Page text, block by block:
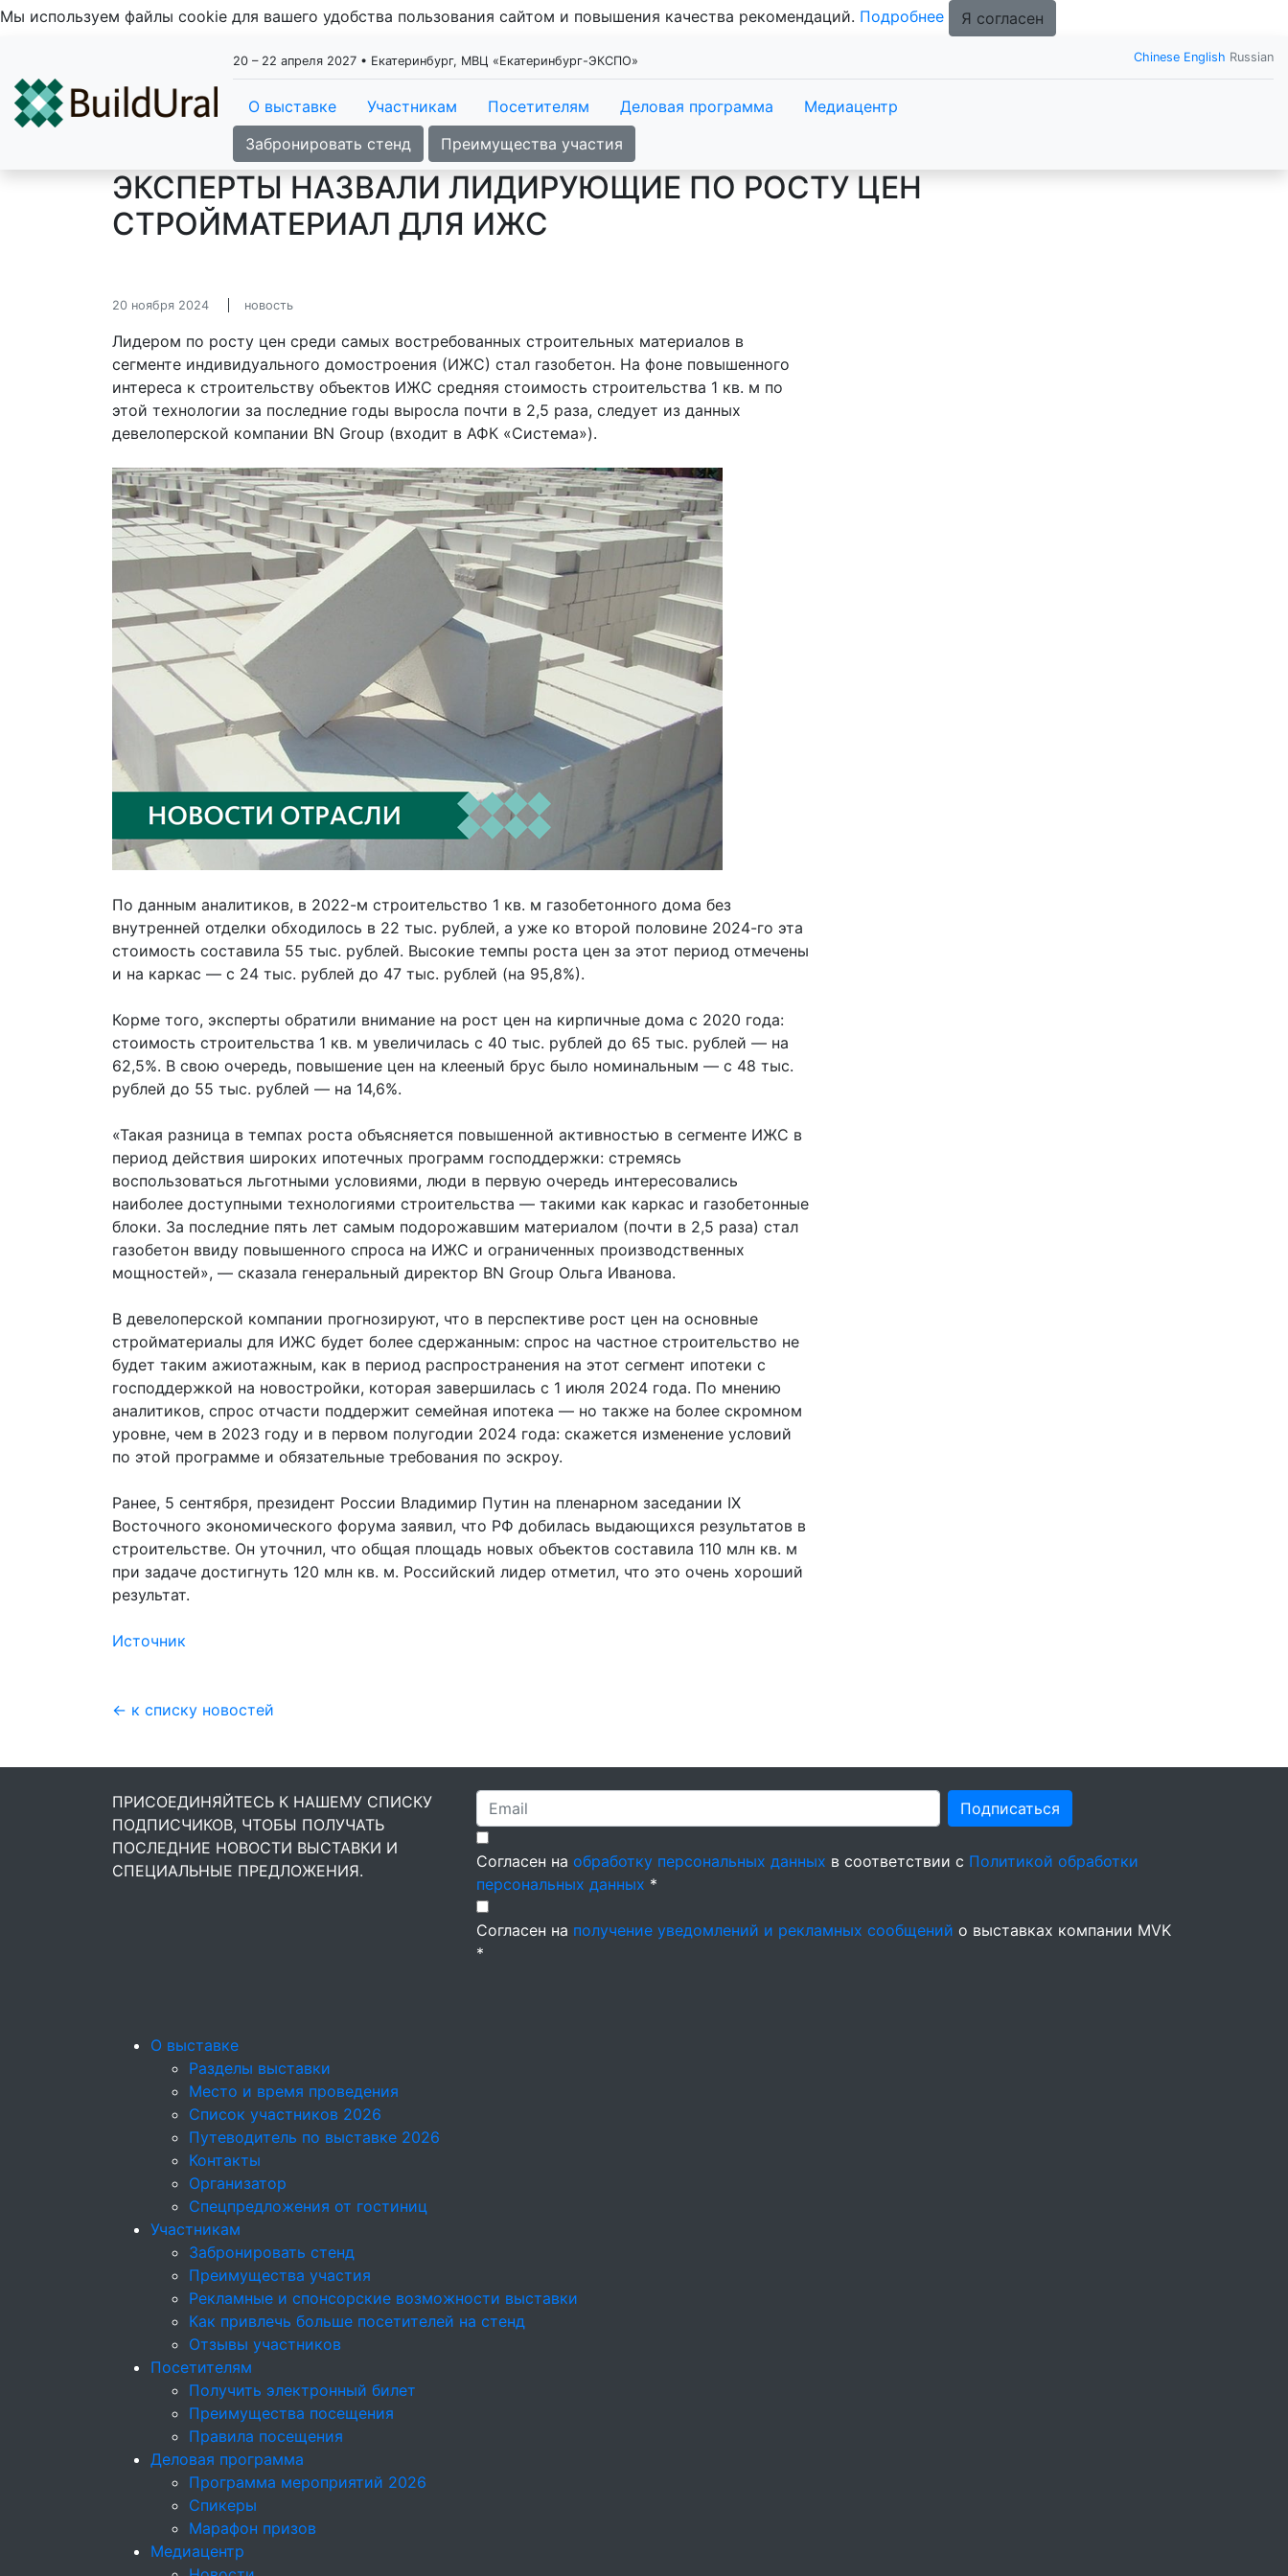
Мы используем файлы cookie для вашего удобства пользования сайтом и повышения качества рекомендаций. Подробнее Я согласен
20 – 22 апреля 2027 • Екатеринбург, МВЦ «Екатеринбург-ЭКСПО» Chinese English Russian
О выставке Участникам Посетителям Деловая программа
Медиацентр
Забронировать стенд
Преимущества участия
ЭКСПЕРТЫ НАЗВАЛИ ЛИДИРУЮЩИЕ ПО РОСТУ ЦЕН
СТРОЙМАТЕРИАЛ ДЛЯ ИЖС
20 ноября 2024 новость
Лидером по росту цен среди самых востребованных строительных материалов в
сегменте индивидуального домостроения (ИЖС) стал газобетон. На фоне повышенного
интереса к строительству объектов ИЖС средняя стоимость строительства 1 кв. м по
этой технологии за последние годы выросла почти в 2,5 раза, следует из данных
девелоперской компании BN Group (входит в АФК «Система»).
По данным аналитиков, в 2022-м строительство 1 кв. м газобетонного дома без
внутренней отделки обходилось в 22 тыс. рублей, а уже ко второй половине 2024-го эта
стоимость составила 55 тыс. рублей. Высокие темпы роста цен за этот период отмечены
и на каркас — с 24 тыс. рублей до 47 тыс. рублей (на 95,8%).
Корме того, эксперты обратили внимание на рост цен на кирпичные дома с 2020 года:
стоимость строительства 1 кв. м увеличилась с 40 тыс. рублей до 65 тыс. рублей — на
62,5%. В свою очередь, повышение цен на клееный брус было номинальным — с 48 тыс.
рублей до 55 тыс. рублей — на 14,6%.
«Такая разница в темпах роста объясняется повышенной активностью в сегменте ИЖС в
период действия широких ипотечных программ господдержки: стремясь
воспользоваться льготными условиями, люди в первую очередь интересовались
наиболее доступными технологиями строительства — такими как каркас и газобетонные
блоки. За последние пять лет самым подорожавшим материалом (почти в 2,5 раза) стал
газобетон ввиду повышенного спроса на ИЖС и ограниченных производственных
мощностей», — сказала генеральный директор BN Group Ольга Иванова.
В девелоперской компании прогнозируют, что в перспективе рост цен на основные
стройматериалы для ИЖС будет более сдержанным: спрос на частное строительство не
будет таким ажиотажным, как в период распространения на этот сегмент ипотеки с
господдержкой на новостройки, которая завершилась с 1 июля 2024 года. По мнению
аналитиков, спрос отчасти поддержит семейная ипотека — но также на более скромном
уровне, чем в 2023 году и в первом полугодии 2024 года: скажется изменение условий
по этой программе и обязательные требования по эскроу.
Ранее, 5 сентября, президент России Владимир Путин на пленарном заседании IX
Восточного экономического форума заявил, что РФ добилась выдающихся результатов в
строительстве. Он уточнил, что общая площадь новых объектов составила 110 млн кв. м
при задаче достигнуть 120 млн кв. м. Российский лидер отметил, что это очень хороший
результат.
Источник
← к списку новостей
ПРИСОЕДИНЯЙТЕСЬ К НАШЕМУ СПИСКУ
ПОДПИСЧИКОВ, ЧТОБЫ ПОЛУЧАТЬ
ПОСЛЕДНИЕ НОВОСТИ ВЫСТАВКИ И
СПЕЦИАЛЬНЫЕ ПРЕДЛОЖЕНИЯ.
Подписаться
Согласен на обработку персональных данных в соответствии с Политикой обработки
персональных данных *
Согласен на получение уведомлений и рекламных сообщений о выставках компании MVK
*
О выставке
Разделы выставки
Место и время проведения
Список участников 2026
Путеводитель по выставке 2026
Контакты
Организатор
Спецпредложения от гостиниц
Участникам
Забронировать стенд
Преимущества участия
Рекламные и спонсорские возможности выставки
Как привлечь больше посетителей на стенд
Отзывы участников
Посетителям
Получить электронный билет
Преимущества посещения
Правила посещения
Деловая программа
Программа мероприятий 2026
Спикеры
Марафон призов
Медиацентр